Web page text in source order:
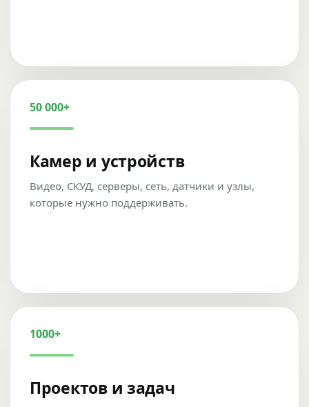
50 000+
Камер и устройств
Видео, СКУД, серверы, сеть, датчики и узлы,
которые нужно поддерживать.
1000+
Проектов и задач